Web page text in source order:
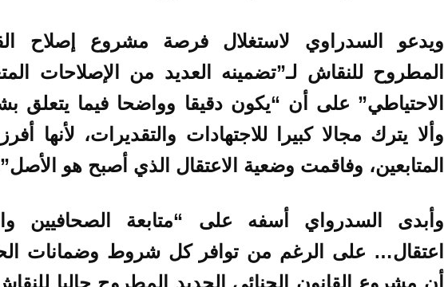
ويدعو السدراوي لاستغلال فرصة مشروع إصلاح
المطروح للنقاش لـ”تضمينه العديد من الإصلاحات
الاحتياطي” على أن “يكون دقيقا وواضحا فيما يتعلق
وألا يترك مجالا كبيرا للاجتهادات والتقديرات، لأنها
المتابعين، وفاقمت وضعية الاعتقال الذي أصبح هو
وأبدى السدرواي أسفه على “متابعة الصحافيين
اعتقال… على الرغم من توافر كل شروط وضمانات
أن مشروع القانون الجنائي الجديد المطروح حاليا